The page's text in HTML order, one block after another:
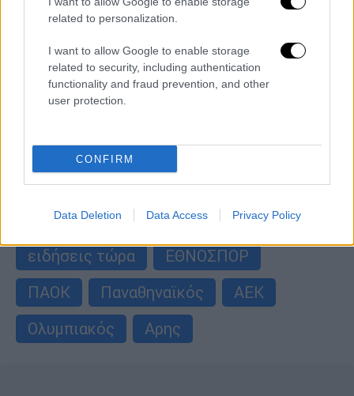
related to personalization.
I want to allow Google to enable storage
related to security, including authentication
functionality and fraud prevention, and other
user protection.
CONFIRM
Data Deletion Data Access Privacy Policy
Super League: Φιέστα τίτλου στη Νέα
Φιλαδέλφεια και μάχη για τη δεύτερη
θέση
περισσότερα άρθρα
ειδήσεις τώρα
ΕΘΝΟΣΠΟΡ
ΠΑΟΚ
Παναθηναϊκός
ΑΕΚ
Ολυμπιακός
Αρης